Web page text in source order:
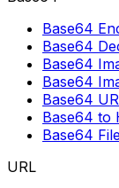
Base64
Base64
Base64
Base64
Base64
Base64 to
Base64
URL